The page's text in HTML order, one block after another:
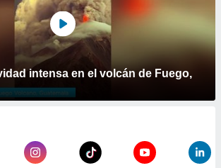
intensa en el volcán de Fuego,